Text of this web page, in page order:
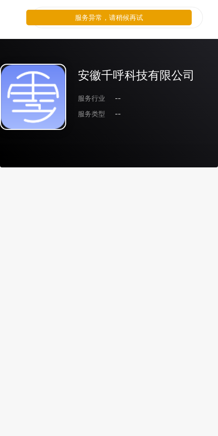
安徽千呼科技有限公司
服务行业
--
服务类型
--
服务异常，请稍候再试